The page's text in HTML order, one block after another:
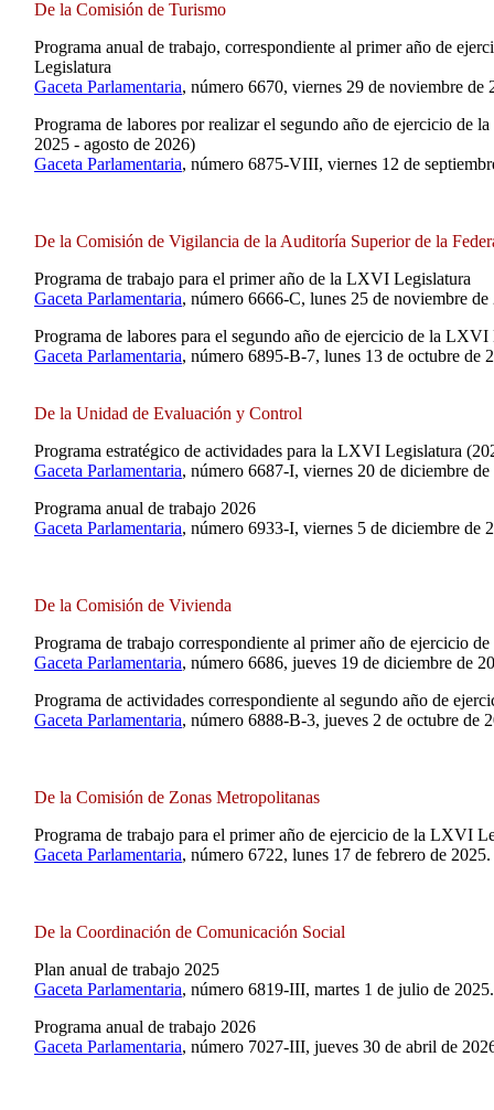
De la Comisión de Turismo
Programa anual de trabajo, correspondiente al primer año de
Legislatura
Gaceta Parlamentaria, número 6670, viernes 29 de noviembre de
Programa de labores por realizar el segundo año de ejercicio de
2025 - agosto de 2026)
Gaceta Parlamentaria, número 6875-VIII, viernes 12 de
De la Comisión de Vigilancia de la Auditoría Superior de la
Programa de trabajo para el primer año de la LXVI Legislatura
Gaceta Parlamentaria, número 6666-C, lunes 25 de noviembre de
Programa de labores para el segundo año de ejercicio de la LXVI
Gaceta Parlamentaria, número 6895-B-7, lunes 13 de octubre de
De la Unidad de Evaluación y Control
Programa estratégico de actividades para la LXVI Legislatura
Gaceta Parlamentaria, número 6687-I, viernes 20 de diciembre de
Programa anual de trabajo 2026
Gaceta Parlamentaria, número 6933-I, viernes 5 de diciembre de
De la Comisión de Vivienda
Programa de trabajo correspondiente al primer año de ejercicio
Gaceta Parlamentaria, número 6686, jueves 19 de diciembre de
Programa de actividades correspondiente al segundo año de
Gaceta Parlamentaria, número 6888-B-3, jueves 2 de octubre de
De la Comisión de Zonas Metropolitanas
Programa de trabajo para el primer año de ejercicio de la LXVI
Gaceta Parlamentaria, número 6722, lunes 17 de febrero de 2025.
De la Coordinación de Comunicación Social
Plan anual de trabajo 2025
Gaceta Parlamentaria, número 6819-III, martes 1 de julio de 2025.
Programa anual de trabajo 2026
Gaceta Parlamentaria, número 7027-III, jueves 30 de abril de